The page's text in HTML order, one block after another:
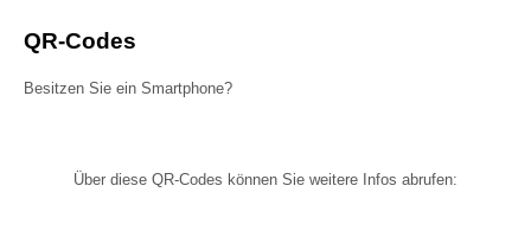
QR-Codes
Besitzen Sie ein Smartphone?
Über diese QR-Codes können Sie weitere Infos abrufen: